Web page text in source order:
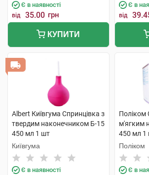
Є в наявності
від 35.00 грн
КУПИТИ
Є в
від
Albert Київгума Спринцівка з
твердим наконечником Б-15
450 мл 1 шт
Київгума
Є в наявності
Поліком
м'ягким
450 мл 1
Поліком
Є в